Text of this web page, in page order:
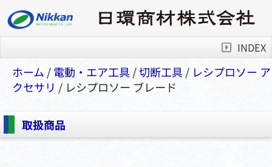
INDEX
ホーム /電動・エア⼯具 /切断⼯具 / レシプロソー ア
クセサリ / レシプロソー ブレード
取扱商品